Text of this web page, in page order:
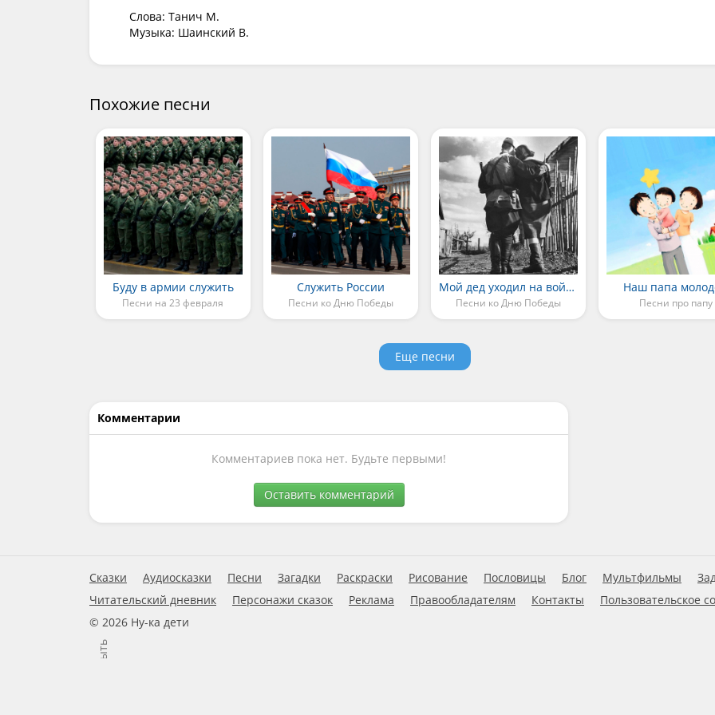
Слова: Танич М.
Музыка: Шаинский В.
Похожие песни
Буду в армии служить
Песни на 23 февраля
Служить России
Песни ко Дню Победы
Мой дед уходил на войну
Песни ко Дню Победы
Наш папа
Песни про папу
Еще песни
Комментарии
Комментариев пока нет. Будьте первыми!
Оставить комментарий
Сказки Аудиосказки Песни Загадки Раскраски Рисование Пословицы Блог Мультфильмы
Читательский дневник
Персонажи сказок Реклама Правообладателям Контакты
Пользовательское
© 2026 Ну-ка дети
Закрыть